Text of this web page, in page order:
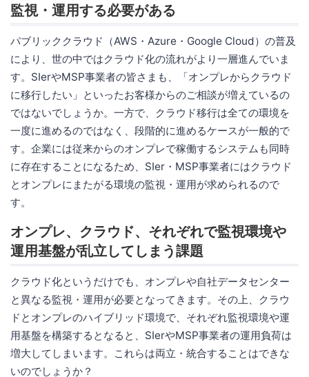
監視・運用する必要がある
パブリッククラウド（AWS・Azure・Google Cloud）の普及
により、世の中ではクラウド化の流れがより一層進んでいま
す。SIerやMSP事業者の皆さまも、「オンプレからクラウド
に移行したい」といったお客様からのご相談が増えているの
ではないでしょうか。一方で、クラウド移行は全ての環境を
一度に進めるのではなく、段階的に進めるケースが一般的で
す。企業には従来からのオンプレで稼働するシステムも同時
に存在することになるため、SIer・MSP事業者にはクラウド
とオンプレにまたがる環境の監視・運用が求められるので
す。
オンプレ、クラウド、それぞれで監視環境や
運用基盤が乱立してしまう課題
クラウド化というだけでも、オンプレや自社データセンター
と異なる監視・運用が必要となってきます。その上、クラウ
ドとオンプレのハイブリッド環境で、それぞれ監視環境や運
用基盤を構築するとなると、SIerやMSP事業者の運用負荷は
増大してしまいます。これらは両立・統合することはできな
いのでしょうか？